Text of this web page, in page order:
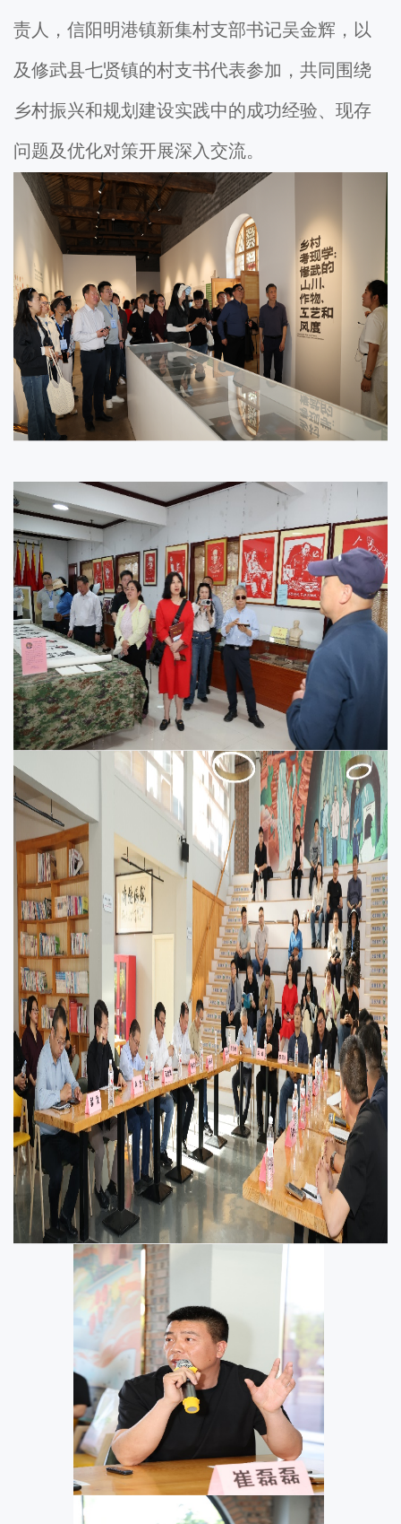
责人，信阳明港镇新集村支部书记吴金辉，以
及修武县七贤镇的村支书代表参加，共同围绕
乡村振兴和规划建设实践中的成功经验、现存
问题及优化对策开展深入交流。